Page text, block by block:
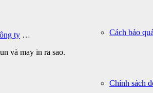
Cách bảo
Chính sách
ty …
và may in ra sao.